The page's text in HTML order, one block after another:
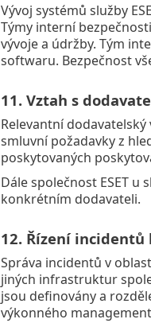
Vývoj systémů služby
Týmy interní
vývoje a údržby. Tým
softwaru. Bezpečnost
11. Vztah s
Relevantní
smluvní požadavky z
poskytovaných
Dále společnost ESET u
konkrétním dodavateli.
12. Řízení
Správa incidentů v
jiných infrastruktur
jsou definovány a
výkonného